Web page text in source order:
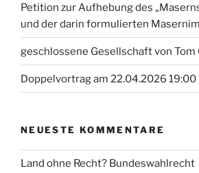
Petition zur Aufhebung des
und der darin formulierten
geschlossene Gesellschaft von Tom
Doppelvortrag am 22.04.2026
NEUESTE KOMMENTARE
Land ohne Recht? Bundeswahlrecht